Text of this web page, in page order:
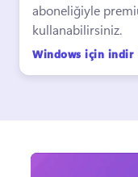
aboneliğiyle
kullanabilirsiniz.
Windows için indir